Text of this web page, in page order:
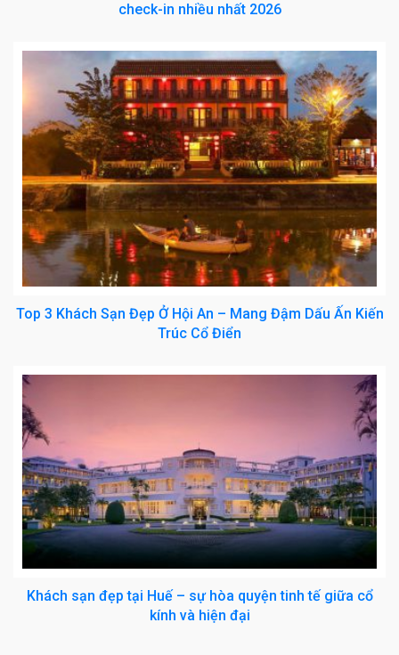
check-in nhiều nhất 2026
Top 3 Khách Sạn Đẹp Ở Hội An – Mang Đậm Dấu Ấn Kiến
Trúc Cổ Điển
Khách sạn đẹp tại Huế – sự hòa quyện tinh tế giữa cổ
kính và hiện đại